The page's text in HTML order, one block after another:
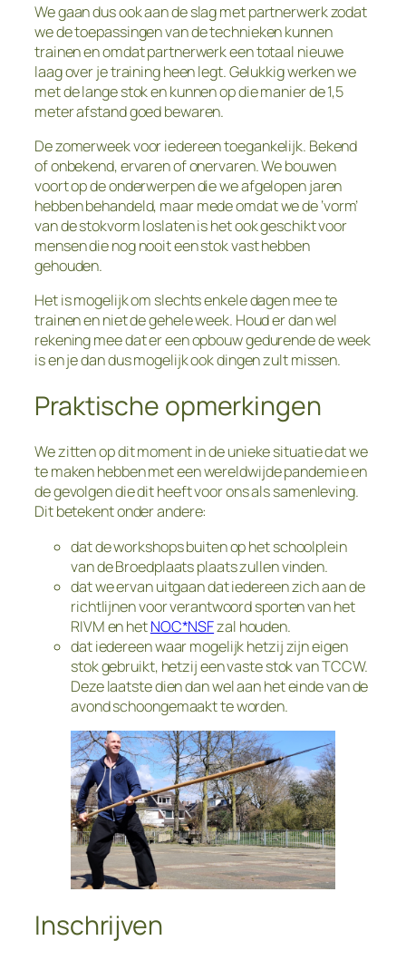
We gaan dus ook aan de slag met partnerwerk zodat
we de toepassingen van de technieken kunnen
trainen en omdat partnerwerk een totaal nieuwe
laag over je training heen legt. Gelukkig werken we
met de lange stok en kunnen op die manier de 1,5
meter afstand goed bewaren.
De zomerweek voor iedereen toegankelijk. Bekend
of onbekend, ervaren of onervaren. We bouwen
voort op de onderwerpen die we afgelopen jaren
hebben behandeld, maar mede omdat we de ‘vorm’
van de stokvorm loslaten is het ook geschikt voor
mensen die nog nooit een stok vast hebben
gehouden.
Het is mogelijk om slechts enkele dagen mee te
trainen en niet de gehele week. Houd er dan wel
rekening mee dat er een opbouw gedurende de week
is en je dan dus mogelijk ook dingen zult missen.
Praktische opmerkingen
We zitten op dit moment in de unieke situatie dat we
te maken hebben met een wereldwijde pandemie en
de gevolgen die dit heeft voor ons als samenleving.
Dit betekent onder andere:
dat de workshops buiten op het schoolplein
van de Broedplaats plaats zullen vinden.
dat we ervan uitgaan dat iedereen zich aan de
richtlijnen voor verantwoord sporten van het
RIVM en hetNOC*NSFzal houden.
dat iedereen waar mogelijk hetzij zijn eigen
stok gebruikt, hetzij een vaste stok van TCCW.
Deze laatste dien dan wel aan het einde van de
avond schoongemaakt te worden.
Inschrijven